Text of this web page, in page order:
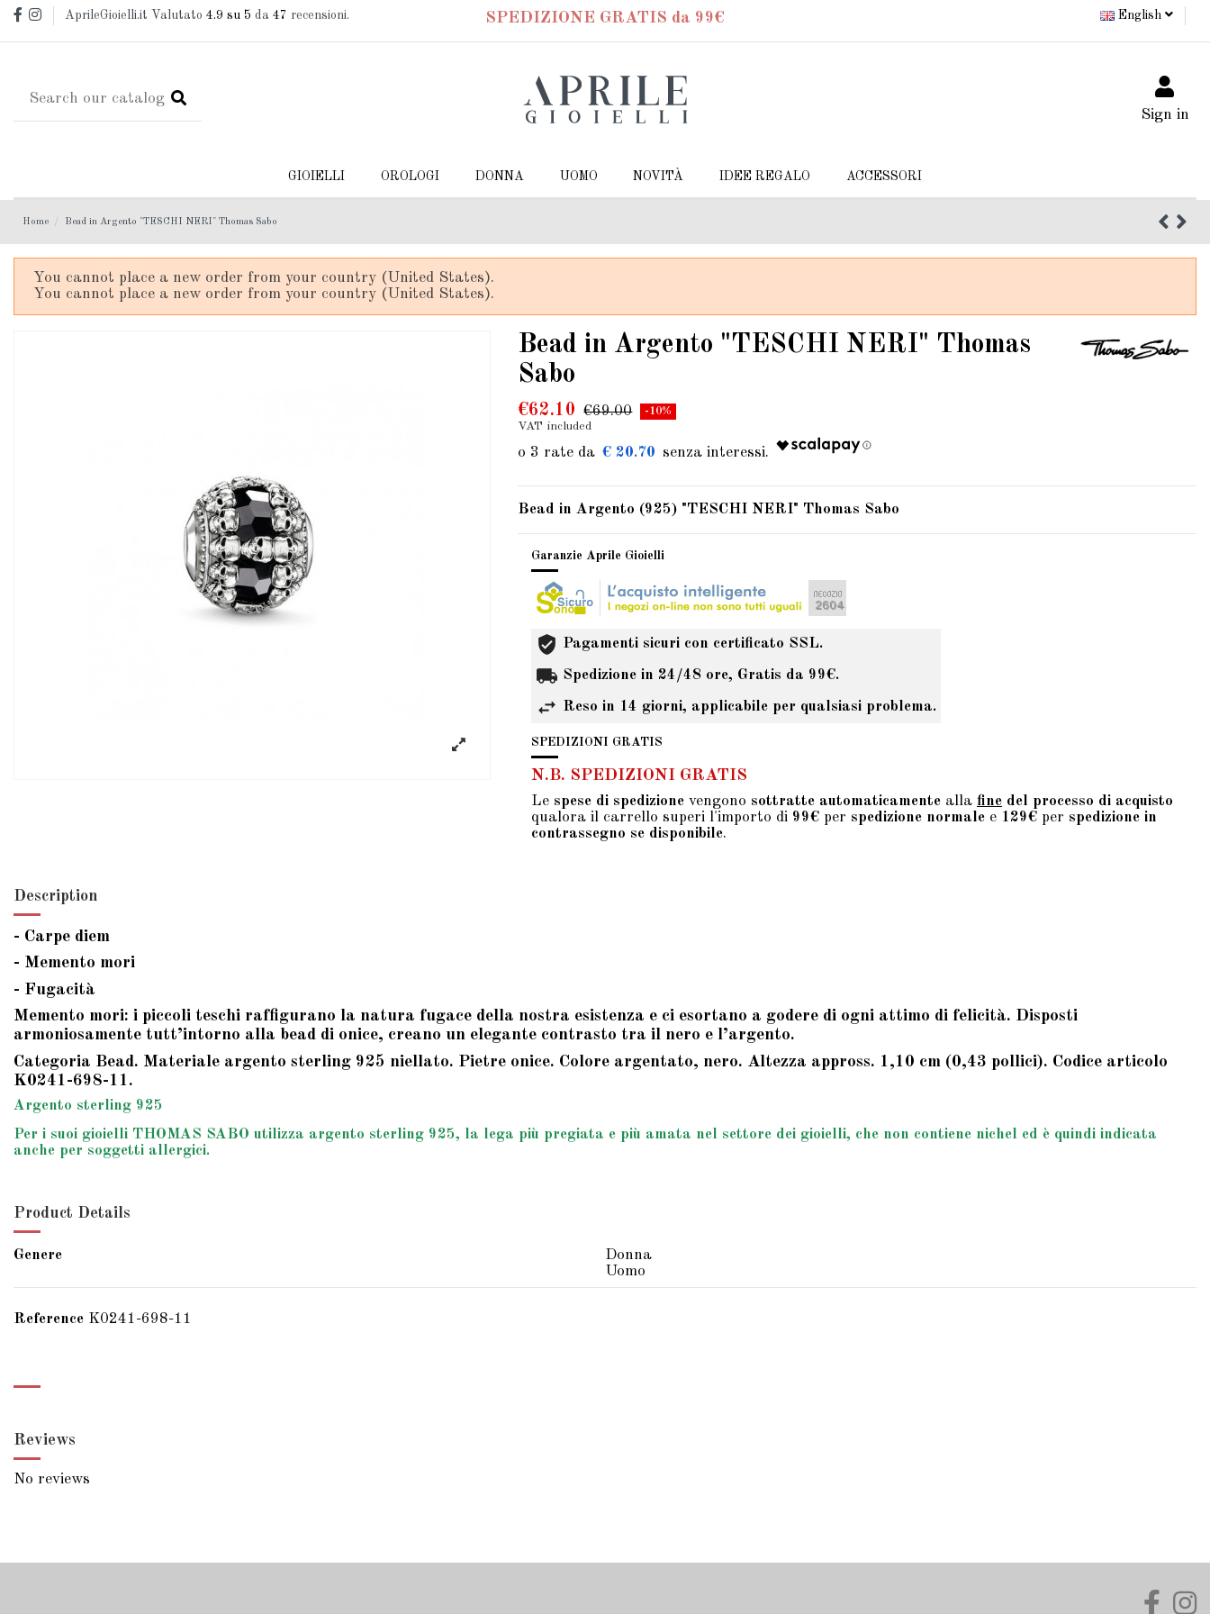
AprileGioielli.it Valutato4.9 su 5 da47 recensioni. SPEDIZIONE GRATIS da 99€ English
Sign in
GIOIELLI OROLOGI DONNA UOMO NOVITÀ IDEE REGALO ACCESSORI
Home Bead in Argento "TESCHI NERI" Thomas Sabo
You cannot place a new order from your country (United States).
You cannot place a new order from your country (United States).
Bead in Argento "TESCHI NERI" Thomas
Sabo
€62.10 €69.00
-10%
VAT included
€ 20.70
Bead in Argento (925) "TESCHI NERI" Thomas Sabo
Garanzie Aprile Gioielli
Pagamenti sicuri con certificato SSL.
Spedizione in 24/48 ore, Gratis da 99€.
Reso in 14 giorni, applicabile per qualsiasi problema.
SPEDIZIONI GRATIS
N.B. SPEDIZIONI GRATIS
Le spese di spedizione vengono sottratte automaticamente alla fine del processo di acquisto
qualora il carrello superi l'importo di 99€ per spedizione normale e 129€ per spedizione in
contrassegno se disponibile.
Description
- Carpe diem
- Memento mori
- Fugacità
Memento mori: i piccoli teschi raffigurano la natura fugace della nostra esistenza e ci esortano a godere di ogni attimo di felicità. Disposti
armoniosamente tutt’intorno alla bead di onice, creano un elegante contrasto tra il nero e l’argento.
Categoria Bead. Materiale argento sterling 925 niellato. Pietre onice. Colore argentato, nero. Altezza appross. 1,10 cm (0,43 pollici). Codice articolo
K0241-698-11.
Argento sterling 925
Per i suoi gioielli THOMAS SABO utilizza argento sterling 925, la lega più pregiata e più amata nel settore dei gioielli, che non contiene nichel ed è quindi indicata
anche per soggetti allergici.
Product Details
Genere
Donna
Uomo
Reference K0241-698-11
Reviews
No reviews